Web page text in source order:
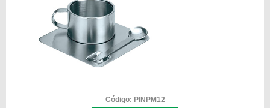
Código: PINPM12